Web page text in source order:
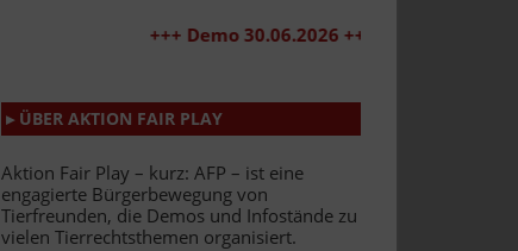
+++ Demo 30.06.2026 +++
▸ ÜBER AKTION FAIR PLAY
Aktion Fair Play – kurz: AFP – ist eine
engagierte Bürgerbewegung von
Tierfreunden, die Demos und Infostände zu
vielen Tierrechtsthemen organisiert.